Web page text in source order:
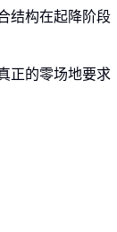
结构在起降阶段
正的零场地要求